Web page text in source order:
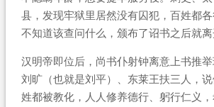
县，发现牢狱里居然没有囚犯，百姓都
不知道该查问什么，颁布了诏书之后就离
汉明帝即位后，尚书仆射钟离意上书推
刘旷（也就是刘平）、东莱王扶三人，
姓都被教化，人人修养德行、躬行仁义